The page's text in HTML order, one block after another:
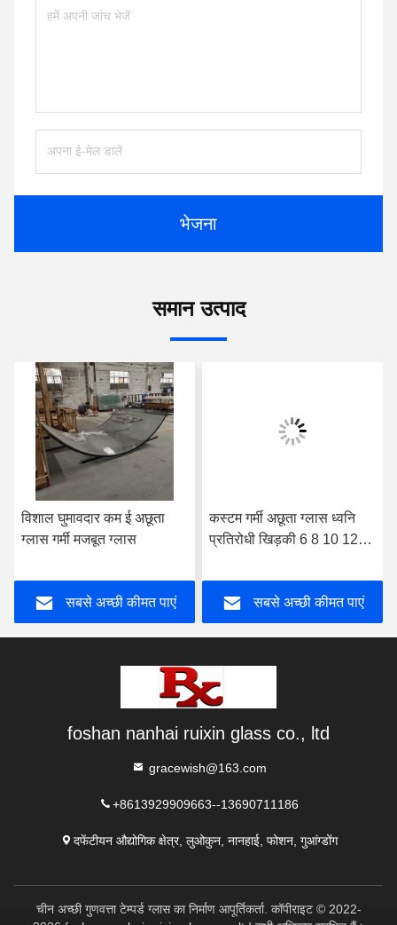
भेजना
समान उत्पाद
विशाल घुमावदार कम ई अछूता
ग्लास गर्मी मजबूत ग्लास
सबसे अच्छी कीमत पाएं
कस्टम गर्मी अछूता ग्लास ध्वनि
प्रतिरोधी खिड़की 6 8 10 12
सबसे अच्छी कीमत पाएं
foshan nanhai ruixin glass co., ltd
gracewish@163.com
+8613929909663--13690711186
दफेंटीयन औद्योगिक क्षेत्र, लुओकुन, नानहाई, फोशन, गुआंग्डोंग
चीन अच्छी गुणवत्ता टेम्पर्ड ग्लास का निर्माण आपूर्तिकर्ता. कॉपीराइट © 2022-